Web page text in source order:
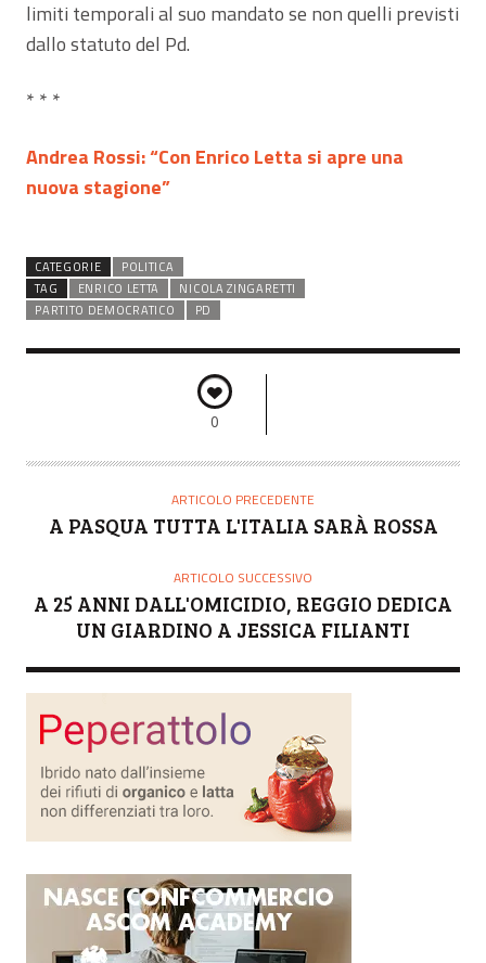
limiti temporali al suo mandato se non quelli previsti
dallo statuto del Pd.
* * *
Andrea Rossi: “Con Enrico Letta si apre una
nuova stagione”
CATEGORIE
POLITICA
TAG
ENRICO LETTA
NICOLA ZINGARETTI
PARTITO DEMOCRATICO
PD
0
ARTICOLO PRECEDENTE
A PASQUA TUTTA L'ITALIA SARÀ ROSSA
ARTICOLO SUCCESSIVO
A 25 ANNI DALL'OMICIDIO, REGGIO DEDICA
UN GIARDINO A JESSICA FILIANTI